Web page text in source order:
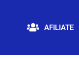
AFILIATE